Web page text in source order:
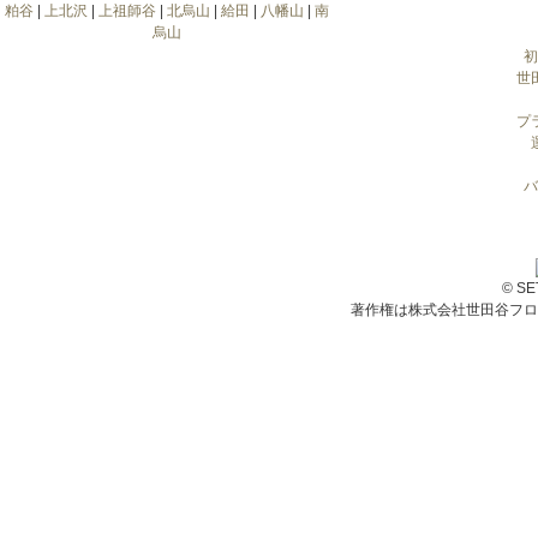
粕谷 上北沢 上祖師谷 北烏山 給田 八幡山
南
烏山
世
プ
©
著作権は株式会社世田谷フ